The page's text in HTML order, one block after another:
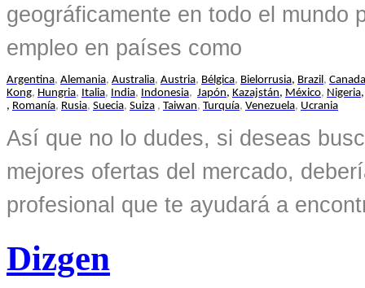
geográficamente en todo el mundo
empleo en países como
Argentina, Alemania, Australia, Austria, Bélgica, Bielorrusia, Brazil , Canada
Kong, Hungria, Italia, India, Indonesia, Japón, Kazajstán, México, Nigeria,
, Romanía, Rusia, Suecia, Suiza , Taiwan, Turquía, Venezuela, Ucrania
Así que no lo dudes, si deseas
mejores ofertas del mercado,
profesional que te ayudará a
Dizgen